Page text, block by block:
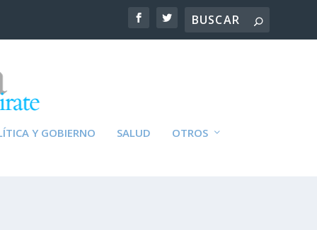
Y GOBIERNO SALUD OTROS